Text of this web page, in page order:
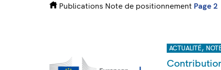
Publications Note de positionnement Page 2
ACTUALITÉ,